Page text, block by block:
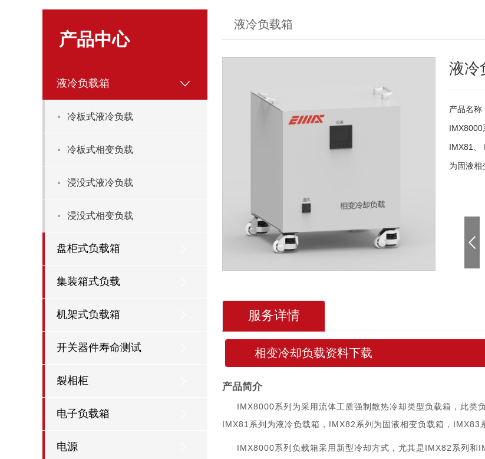
产品中心
液冷负载箱
冷板式液冷负载
冷板式相变负载
浸没式液冷负载
浸没式相变负载
盘柜式负载箱
集装箱式负载
机架式负载箱
开关器件寿命测试
裂相柜
电子负载箱
电源
液冷负载箱
液冷
产品名称
IMX8000
IMX81、
为固液相
服务详情
相变冷却负载资料下载
产品简介
IMX8000系列为采用流体工质强制散热冷却类型负载箱，此
IMX81系列为液冷负载箱，IMX82系列为固液相变负载箱，IMX83
IMX8000系列负载箱采用新型冷却方式，尤其是IMX82系列和